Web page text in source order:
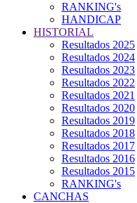
RANKING's
HANDICAP
HISTORIAL
Resultados 2025
Resultados 2024
Resultados 2023
Resultados 2022
Resultados 2021
Resultados 2020
Resultados 2019
Resultados 2018
Resultados 2017
Resultados 2016
Resultados 2015
RANKING's
CANCHAS